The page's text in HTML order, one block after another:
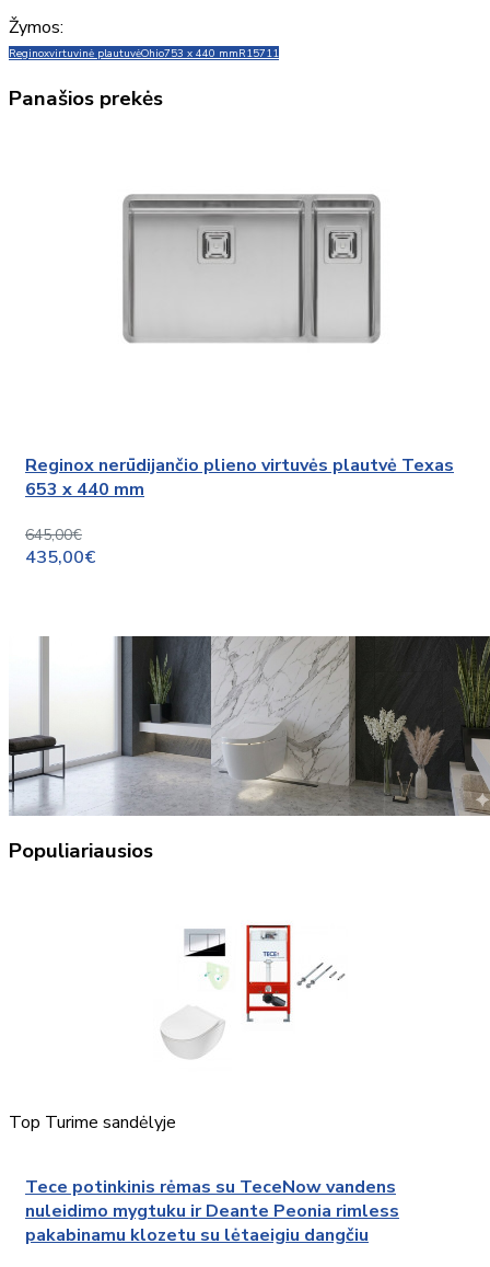
Žymos:
Reginoxvirtuvinė plautuvėOhio753 x 440 mmR15711
Panašios prekės
Reginox nerūdijančio plieno virtuvės plautvė Texas
653 x 440 mm
645,00€
435,00€
Populiariausios
Top Turime sandėlyje
Tece potinkinis rėmas su TeceNow vandens
nuleidimo mygtuku ir Deante Peonia rimless
pakabinamu klozetu su lėtaeigiu dangčiu